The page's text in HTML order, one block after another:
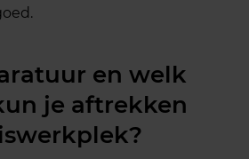
en welk
je aftrekken